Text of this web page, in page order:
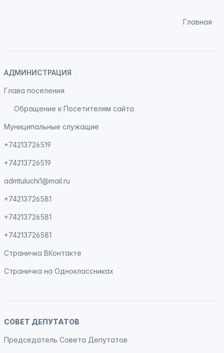
Главная
АДМИНИСТРАЦИЯ
Глава поселения
Обращение к Посетителям сайта
Муниципальные служащие
+74213726519
+74213726519
admtuluchi1@mail.ru
+74213726581
+74213726581
+74213726581
Страничка ВКонтакте
Страничка на Одноклассниках
СОВЕТ ДЕПУТАТОВ
Председатель Совета Депутатов